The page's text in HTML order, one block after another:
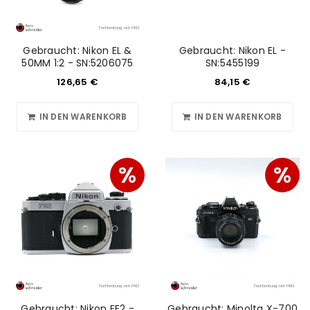
Ja, ich möchte ein Kundenkonto eröffnen und
REGISTRIEREN
Gebraucht: Nikon EL &
50MM 1:2 - SN:5206075
126,65 €
IN DEN WARENKORB
Gebraucht: Nikon EL -
SN:5455199
84,15 €
IN DEN WARENKORB
% %